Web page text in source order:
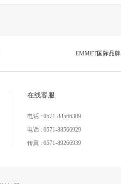
EMMET国际品牌
在线客服
电话 : 0571-88566309
电话 : 0571-88566929
传真 : 0571-89266939